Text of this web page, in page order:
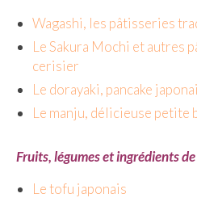
Marchés
Cafés
Wagashi, les pâtisseries
Le Sakura Mochi et autres
cerisier
Le dorayaki, pancake
Le manju, délicieuse petite
Fruits, légumes et ingrédients
Le tofu japonais